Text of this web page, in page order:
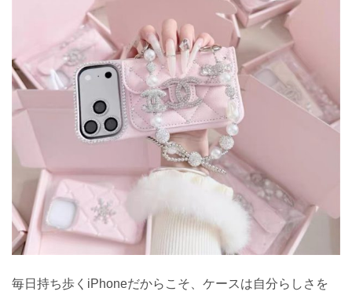
毎日持ち歩くiPhoneだからこそ、ケースは自分らしさを